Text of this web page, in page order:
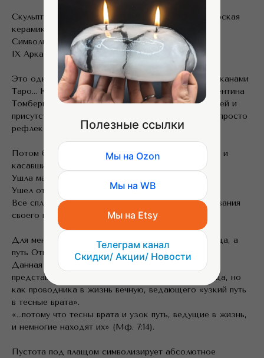
Скульптура «Отшельник»
(IX Аркан Таро) — авторская
керамика ручной работы, 40 см
Символизм и авторское прочтение:
IX Аркан Таро: Отшельник. Архетип Мудреца
Это одна из первых моих работ над Старшими Арканами
Таро... Когда-то прекрасная книга медитаций Валентина
Томберга сама позвала меня в путь познания ключей и
присутствия чего-то большего в моей судьбе, чем просто
рефлексивное ее проживание.
Потом было много людей, проходивших свои пути и
касавшихся меня своими историями.
Ушла мама.
Ушел отец....
Все сплетается в один узор осмысленного проживания
своего пути.
Для меня девятый аркан Таро — это Аркан Сердца, а
путь Отшельника — Путь Отца.
Данная работа — авторская интерпретация,
представляющая Отшельника не просто как старца, но
как проводника в жизнь вечную, ведающего «узкий путь
в тесные врата».
«...потому что тесны врата и узок путь, ведущие в жизнь,
и немногие находят их» (Мф. 7:14).
Пустота под плащом символизирует абсолютное
Полезные ссылки
Мы на Ozon
Мы на WB
Мы на Etsy
Телеграм канал
Скидки/ Акции/ Новости